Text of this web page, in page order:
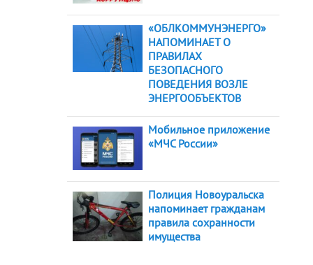
«ОБЛКОММУНЭНЕРГО»
НАПОМИНАЕТ О
ПРАВИЛАХ
БЕЗОПАСНОГО
ПОВЕДЕНИЯ ВОЗЛЕ
ЭНЕРГООБЪЕКТОВ
Мобильное приложение
«МЧС России»
Полиция Новоуральска
напоминает гражданам
правила сохранности
имущества